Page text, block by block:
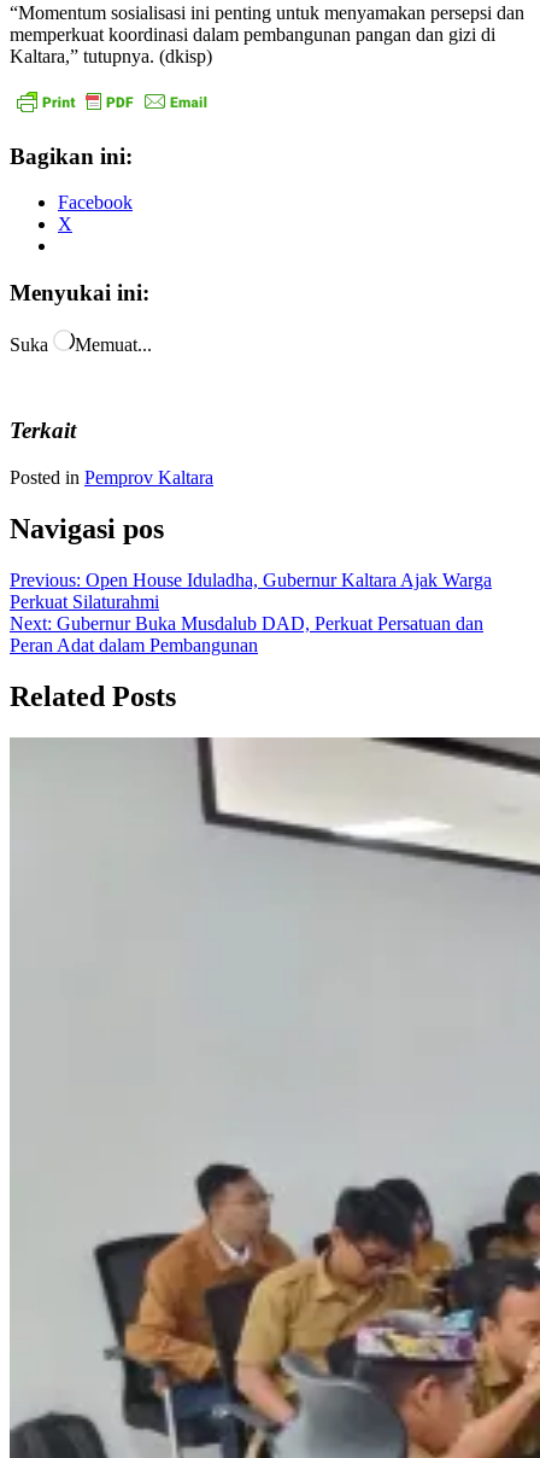
“Momentum sosialisasi ini penting untuk menyamakan persepsi dan
memperkuat koordinasi dalam pembangunan pangan dan gizi di
Kaltara,” tutupnya. (dkisp)
Bagikan ini:
Facebook
X
Menyukai ini:
Suka Memuat...
Terkait
Posted in Pemprov Kaltara
Navigasi pos
Previous: Open House Iduladha, Gubernur Kaltara Ajak Warga
Perkuat Silaturahmi
Next: Gubernur Buka Musdalub DAD, Perkuat Persatuan dan
Peran Adat dalam Pembangunan
Related Posts